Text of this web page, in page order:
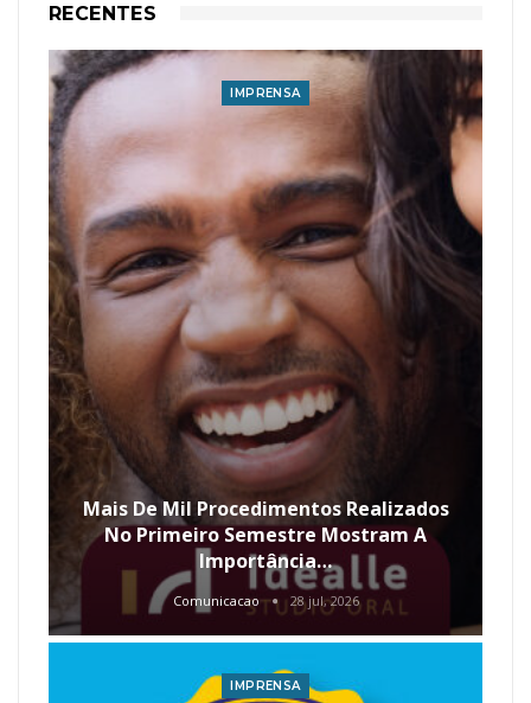
RECENTES
IMPRENSA
Mais De Mil Procedimentos Realizados
No Primeiro Semestre Mostram A
Importância…
Comunicacao 28 jul, 2026
IMPRENSA